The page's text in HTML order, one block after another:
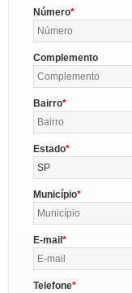
Número
Complemento
Bairro
Estado
SP
Município
E-mail
Telefone